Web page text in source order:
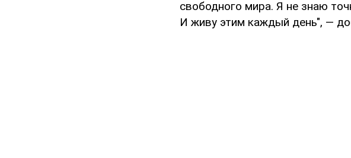
свободного мира. Я не знаю
И живу этим каждый день", —